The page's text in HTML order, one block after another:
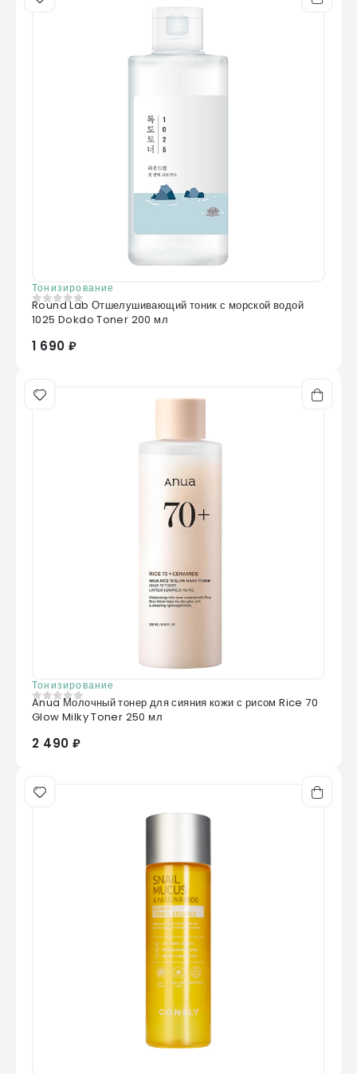
Тонизирование
0 из 5
Round Lab Отшелушивающий тоник с морской водой
1025 Dokdo Toner 200 мл
1 690 ₽
Тонизирование
0из 5
Anua Молочный тонер для сияния кожи с рисом Rice 70
Glow Milky Toner 250 мл
2 490 ₽